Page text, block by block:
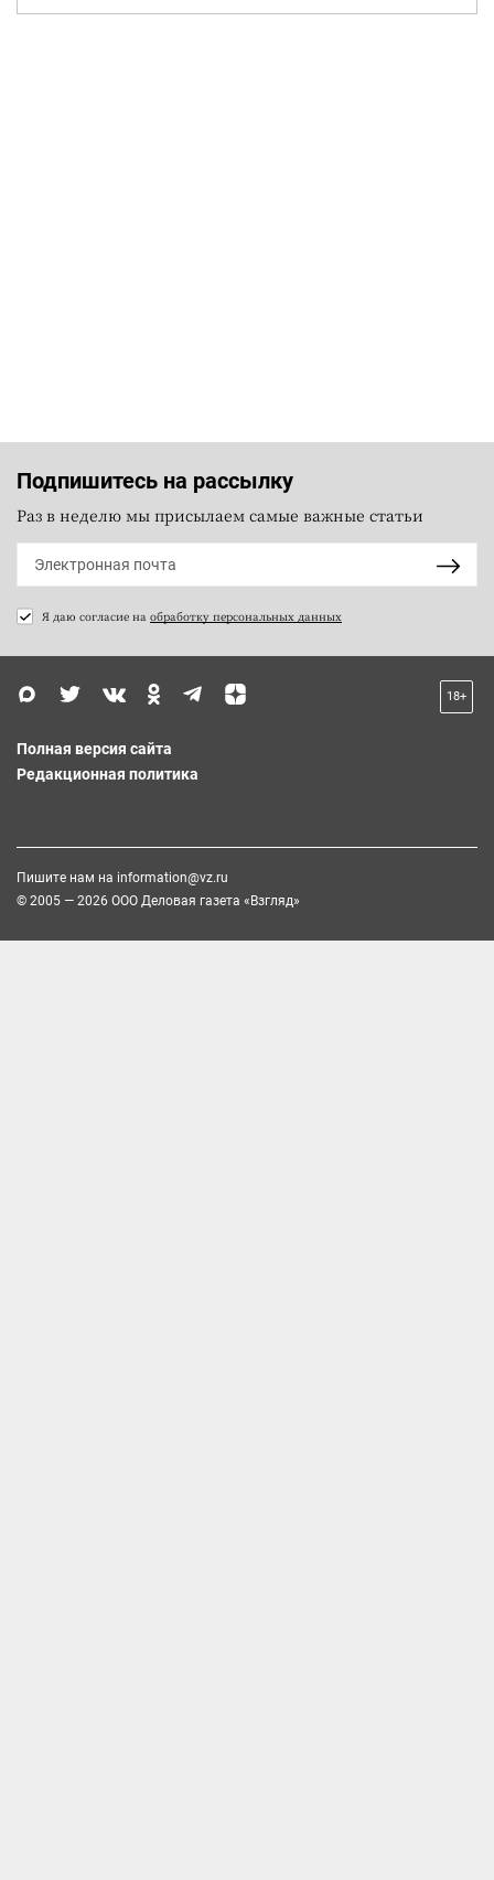
Подпишитесь на рассылку
Раз в неделю мы присылаем самые важные статьи
Я даю согласие на обработку персональных данных
18+
Полная версия сайта
Редакционная политика
Пишите нам на information@vz.ru
© 2005 — 2026 ООО Деловая газета «Взгляд»